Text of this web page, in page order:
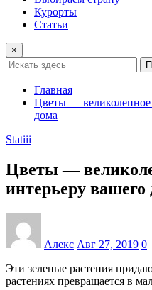
Курорты
Статьи
×
Главная
Цветы — великолепное
дома
Statiii
Цветы —
интерьеру вашего
Алекс Авг 27, 2019 0
Эти зеленые растения
растениях превращается в